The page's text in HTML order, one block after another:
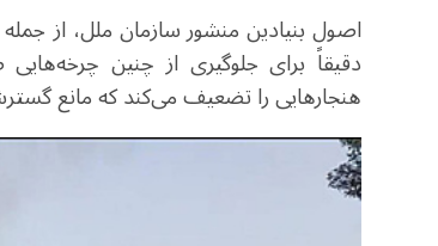
اصول بنیادین منشور سازمان ملل، از
دقیقاً برای جلوگیری از چنین
هنجارهایی را تضعیف می‌کند که مانع